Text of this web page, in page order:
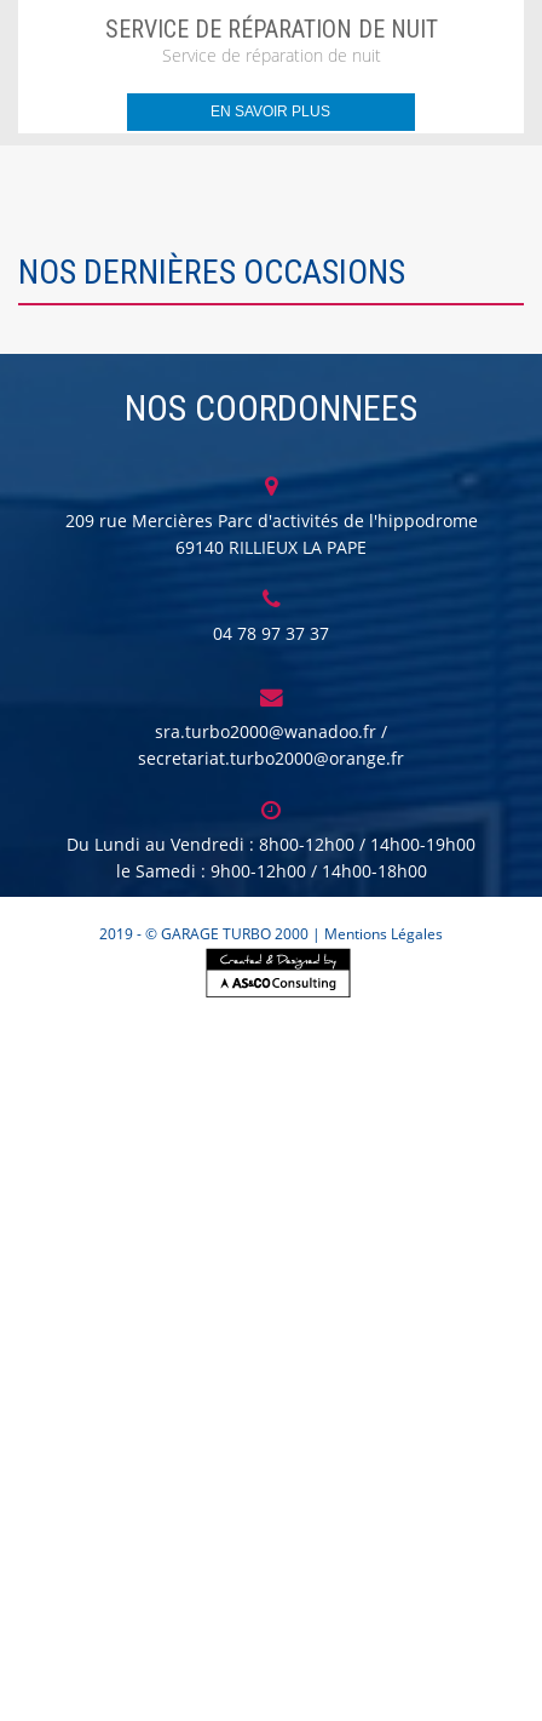
SERVICE DE RÉPARATION DE NUIT
Service de réparation de nuit
EN SAVOIR PLUS
NOS DERNIÈRES OCCASIONS
NOS COORDONNEES
209 rue Mercières Parc d'activités de l'hippodrome
69140 RILLIEUX LA PAPE
04 78 97 37 37
sra.turbo2000@wanadoo.fr /
secretariat.turbo2000@orange.fr
Du Lundi au Vendredi : 8h00-12h00 / 14h00-19h00
le Samedi : 9h00-12h00 / 14h00-18h00
2019 - © GARAGE TURBO 2000 | Mentions Légales